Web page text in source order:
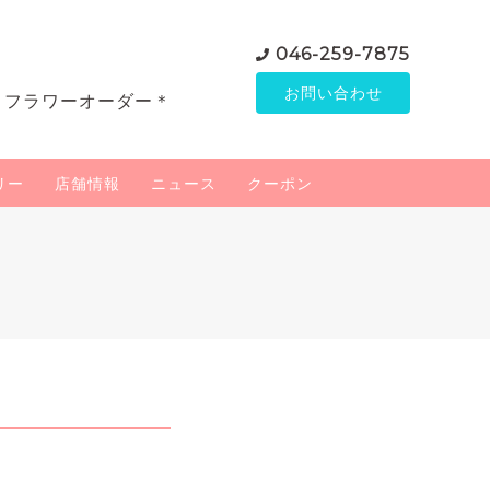
ラワーオーダー＊
046-259-7875
お問い合わせ
ー 店舗情報 ニュース クーポン